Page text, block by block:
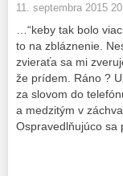
11. septembra 2015
…“keby tak bolo
to na zbláznenie.
zvieraťa sa mi
že prídem. Ráno ?
za slovom do
a medzitým v
Ospravedlňujúco